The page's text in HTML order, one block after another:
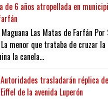
de 6 años atropellada en
Las Matas de Farfán Por
menor que trataba de cruzar
la canela...
Autoridades trasladarán réplica
Eiffel de la avenida Luperón